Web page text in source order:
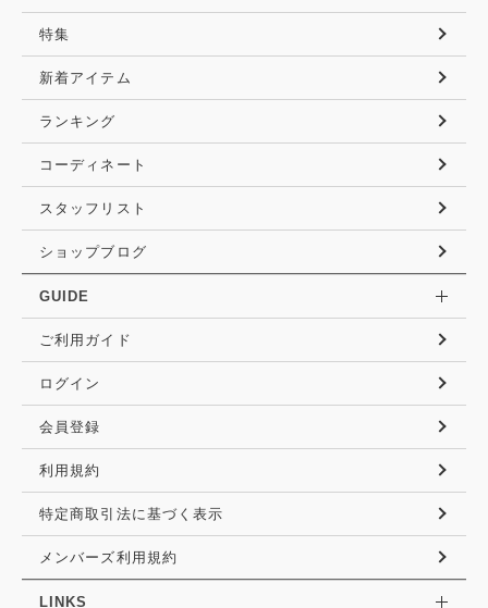
特集
新着アイテム
ランキング
コーディネート
スタッフリスト
ショップブログ
GUIDE
ご利用ガイド
ログイン
会員登録
利用規約
特定商取引法に基づく表示
メンバーズ利用規約
LINKS